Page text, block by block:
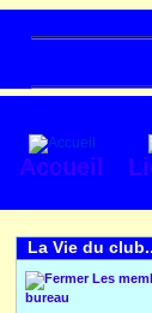
Accueil
La Vie du
Les
bureau